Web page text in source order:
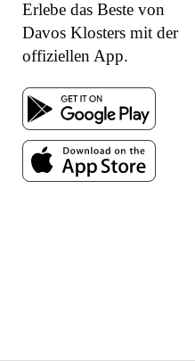
Erlebe das Beste von
Davos Klosters mit der
offiziellen App.